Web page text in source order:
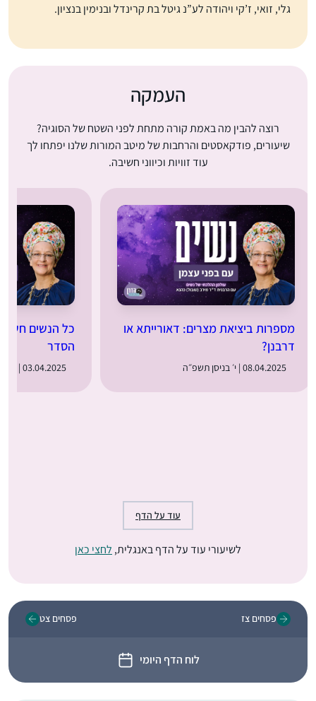
גלי, זואי, ז’קי ויהודה לע”נ גיטל בת קרינדל ובנימין בנציון.
העמקה
רוצה להבין מה באמת קורה מתחת לפני השטח של הסוגיה?
שיעורים, פודקאסטים והרחבות של מיטב המורות שלנו יפתחו לך
עוד זוויות וכיווני חשיבה.
מספרות ביציאת מצרים: דאורייתא או
דרבנן?
08.04.2025 | י׳ בניסן תשפ״ה
כל הנשים
הסדר
03.04.2025 | ה׳ בניסן תשפ״ה
עוד על הדף
לשיעורי עוד על הדף באנגלית, לחצי כאן
פסחים צז
לוח הדף היומי
פסחים צט